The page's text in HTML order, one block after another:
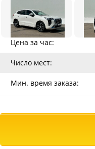
Цена за час:
Число мест:
Мин. время заказа: